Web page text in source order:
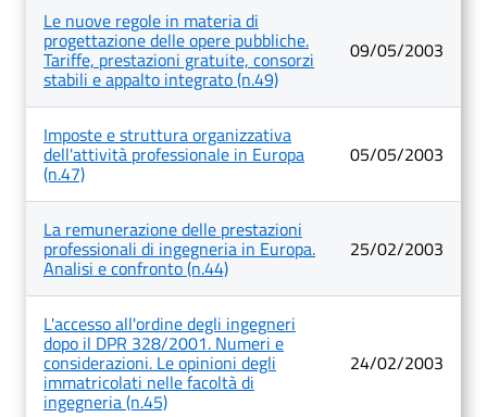
Le nuove regole in materia di
progettazione delle opere pubbliche.
Tariffe, prestazioni gratuite, consorzi
stabili e appalto integrato (n.49)
09/05/2003
Imposte e struttura organizzativa
dell'attività professionale in Europa
(n.47)
05/05/2003
La remunerazione delle prestazioni
professionali di ingegneria in Europa.
Analisi e confronto (n.44)
25/02/2003
L'accesso all'ordine degli ingegneri
dopo il DPR 328/2001. Numeri e
considerazioni. Le opinioni degli
immatricolati nelle facoltà di
ingegneria (n.45)
24/02/2003